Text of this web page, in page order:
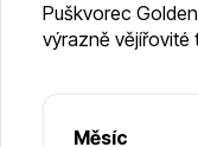
Puškvorec
výrazně vějířovité
Měsíc